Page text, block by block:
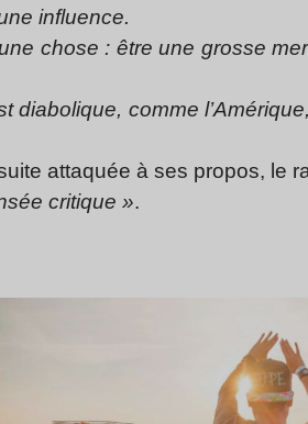
influence.
chose : être une grosse
comme
attaquée à ses propos, le
critique ».